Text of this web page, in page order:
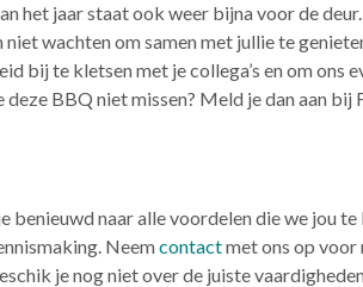
het jaar staat ook weer bijna voor de
wachten om samen met jullie te
bij te kletsen met je collega’s en om ons
BBQ niet missen? Meld je dan aan bij
naar alle voordelen die we jou te
Neemcontactmet ons op
je nog niet over de juiste